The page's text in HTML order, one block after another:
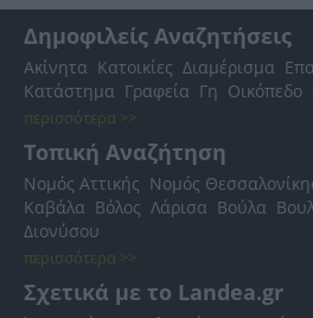
Δημοφιλείς Αναζητήσεις
Ακίνητα Κατοικίες Διαμέρισμα
Κατάστημα Γραφεία Γη Οικόπεδο
περισσότερα >>
Τοπική Αναζήτηση
Νομός Αττικής Νομός
Καβάλα Βόλος Λάρισα Βούλα
Διονύσου
περισσότερα >>
Σχετικά με το Landea.gr